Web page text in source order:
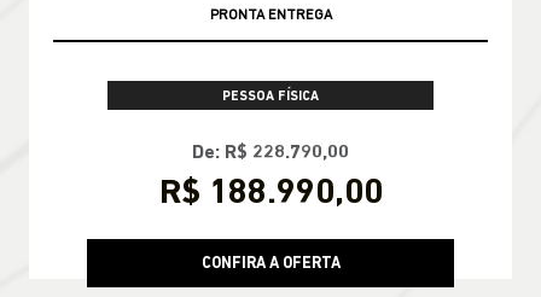
PRONTA ENTREGA
PESSOA FÍSICA
De: R$ 228.790,00
R$ 188.990,00
CONFIRA A OFERTA